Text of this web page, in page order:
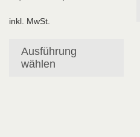
inkl. MwSt.
Ausführung
wählen
auf
Produktseite
gewählt